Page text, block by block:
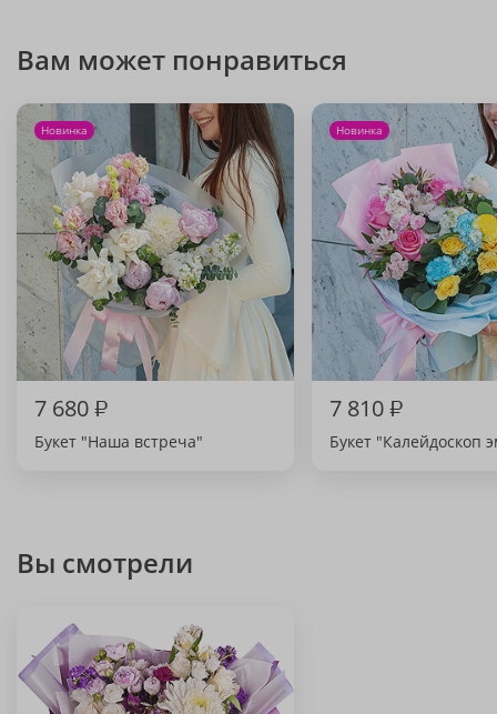
Вам может понравиться
Новинка
7 680₽
Букет "Наша встреча"
Новинка
7 810₽
Букет "Калейдоскоп
Вы смотрели